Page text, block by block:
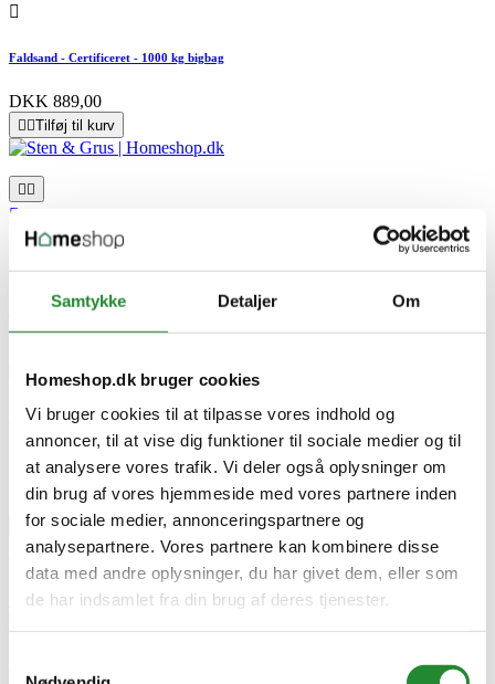
Samtykke Detaljer Om
Homeshop.dk bruger cookies
Vi bruger cookies til at tilpasse vores indhold og
annoncer, til at vise dig funktioner til sociale medier og til
at analysere vores trafik. Vi deler også oplysninger om
din brug af vores hjemmeside med vores partnere inden
for sociale medier, annonceringspartnere og
analysepartnere. Vores partnere kan kombinere disse
data med andre oplysninger, du har givet dem, eller som
de har indsamlet fra din brug af deres tjenester.

Faldsand - Certificeret - 1000 kg bigbag
DKK 889,00
Tilføj til kurv



Faldsand - Certificeret - 1000 kg bigbag
Faldsand - Certificeret - 1000 kg bigbag
Sten & Grus
Faldsand - Certificeret - 1000 kg bigbag
DKK 889,00Pris

